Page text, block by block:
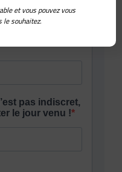
et vous pouvez vous
le souhaitez.